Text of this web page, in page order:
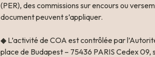
(PER), des commissions sur encours ou
document peuvent s’appliquer.
◆ L’activité de COA est contrôlée par
place de Budapest – 75436 PARIS Cedex 09,